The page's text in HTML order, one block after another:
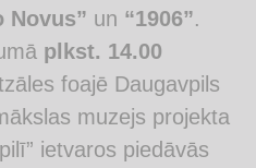
Novus” un “1906”.
plkst. 14.00
foajē Daugavpils
muzejs projekta
ietvaros piedāvās